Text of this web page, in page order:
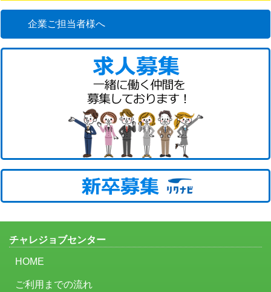
企業ご担当者様へ
チャレジョブセンター
HOME
ご利用までの流れ